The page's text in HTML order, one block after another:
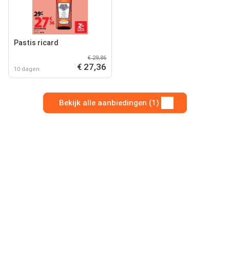
Pastis ricard
10 dagen
€ 29,86
€ 27,36
Bekijk alle aanbiedingen (1)